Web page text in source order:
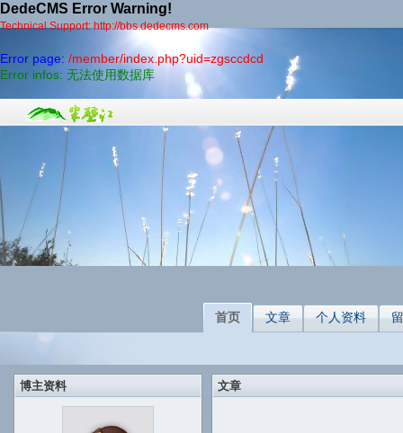
DedeCMS Error Warning!
Technical Support: http://bbs.dedecms.com
Error page: /member/index.php?uid=zgsccdcd
Error infos: 无法使用数据库
首页 文章 个人资料
博主资料 文章